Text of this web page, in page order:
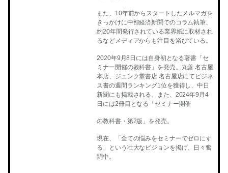
また、10年前からスタートしたメルマガを
きっかけに中部経済新聞でのコラム執筆、
約20年間発行されている業界紙に取材され
るなどメディアからも注目を浴びている。
2020年9月8日には自身初となる著書「セ
ミナー開催の教科書」を発売。丸善 名古屋
本店、ジュンク堂書店 名古屋店にてビジネ
ス書の週間ランキング1位を獲得し、中日
新聞にも掲載される。また、2024年9月4
日には2冊目となる「セミナー開催
の教科書・第2版」を発売。
現在、「全ての悩みをセミナーでゼロにす
る」という壮大なビジョンを掲げ、日々奮
闘中。